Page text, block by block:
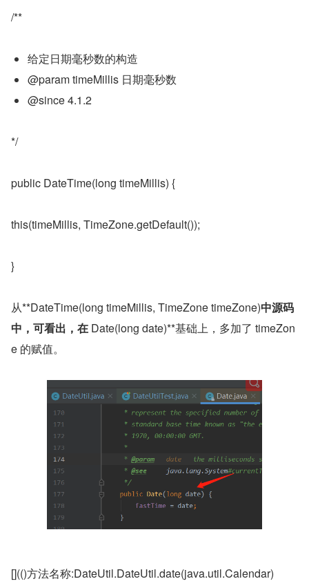
/**
给定日期毫秒数的构造
@param timeMillis 日期毫秒数
@since 4.1.2
*/
public DateTime(long timeMillis) {
this(timeMillis, TimeZone.getDefault());
}
从**DateTime(long timeMillis, TimeZone timeZone)中源码
中，可看出，在 Date(long date)**基础上，多加了 timeZon
e 的赋值。
[](()方法名称:DateUtil.DateUtil.date(java.util.Calendar)